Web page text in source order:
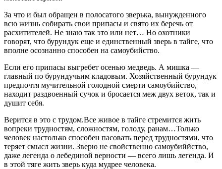
За что и был обращен в полосатого зверька, вынужденного
всю жизнь собирать свои припасы и свято их беречь от
расхитителей. Не знаю так это или нет… Но охотники
говорят, что бурундук еще и единственный зверь в тайге, что
вполне осознанно способен на самоубийство.
Если его припасы выгребет осенью медведь. А мишка —
главный по бурундучьим кладовым. Хозяйственный бурундук
предпочтя мучительной голодной смерти самоубийство,
находит раздвоенный сучок и бросается меж двух веток, так и
душит себя.
Верится в это с трудом.Все живое в тайге стремится жить
вопреки трудностям, сложностям, голоду, ранам…Только
человек настолько способен пасовать перед трудностями, что
теряет смысл жизни. Зверю не свойственно самоубиййство,
даже легенда о лебединой верности — всего лишь легенда. И
в этой тяге жить зверь куда мудрее человека.